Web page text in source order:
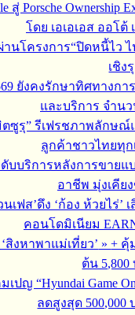
Porsche Ownership
โดย เอเอเอส ออโ
นโครงการ“ปิดหนี้ไว
เชิง
ยังคงรักษาทิศทางกา
และบริการ จำนว
ซูรุ” รีเฟรชภาพลักษณ์
ลูกค้าชาวไทยทุก
บบริการหลังการขาย
อาชีพ มุ่งเคีย
ฟส’ดึง ‘ก้อง ห้วยไร่’
คอนโดมิเนียม
สิงหาพาแม่เที่ยว’ »+ คุ้
ต้น
ญ “Hyundai Game
ลดสูงสุด 500,000